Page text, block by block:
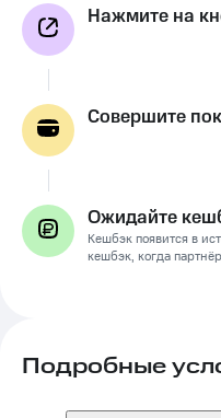
Нажмите на
Совершите
Ожидайте
Кешбэк появится в
кешбэк, когда
Подробные